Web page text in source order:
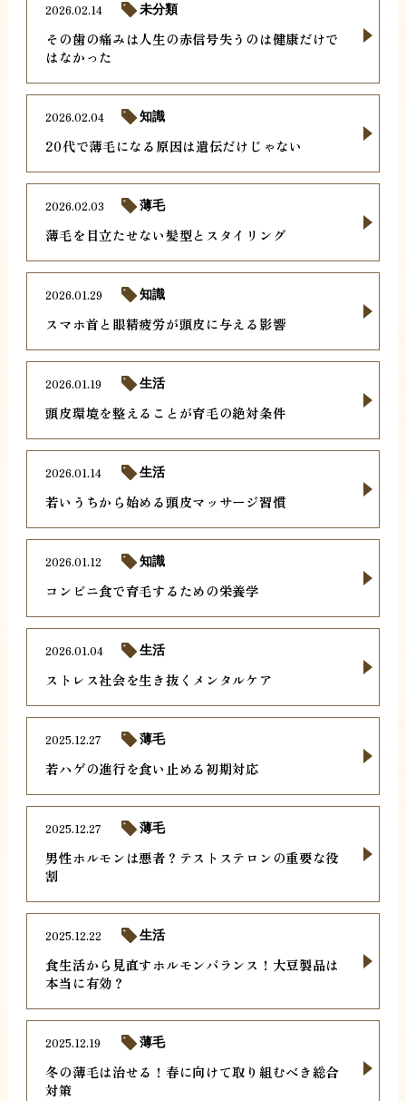
その歯の痛みは人生の赤信号失うのは健康だけで
はなかった
2026.02.14 未分類
20代で薄毛になる原因は遺伝だけじゃない
2026.02.04 知識
薄毛を目立たせない髪型とスタイリング
2026.02.03 薄毛
スマホ首と眼精疲労が頭皮に与える影響
2026.01.29 知識
頭皮環境を整えることが育毛の絶対条件
2026.01.19 生活
若いうちから始める頭皮マッサージ習慣
2026.01.14 生活
コンビニ食で育毛するための栄養学
2026.01.12 知識
ストレス社会を生き抜くメンタルケア
2026.01.04 生活
若ハゲの進行を食い止める初期対応
2025.12.27 薄毛
男性ホルモンは悪者？テストステロンの重要な役
割
2025.12.27 薄毛
食生活から見直すホルモンバランス！大豆製品は
本当に有効？
2025.12.22 生活
冬の薄毛は治せる！春に向けて取り組むべき総合
対策
2025.12.19 薄毛